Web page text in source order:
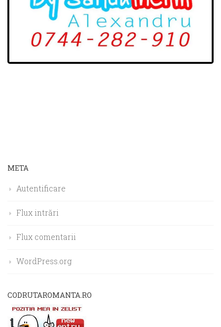
META
Autentificare
Flux intrări
Flux comentarii
WordPress.org
CODRUTAROMANTA.RO